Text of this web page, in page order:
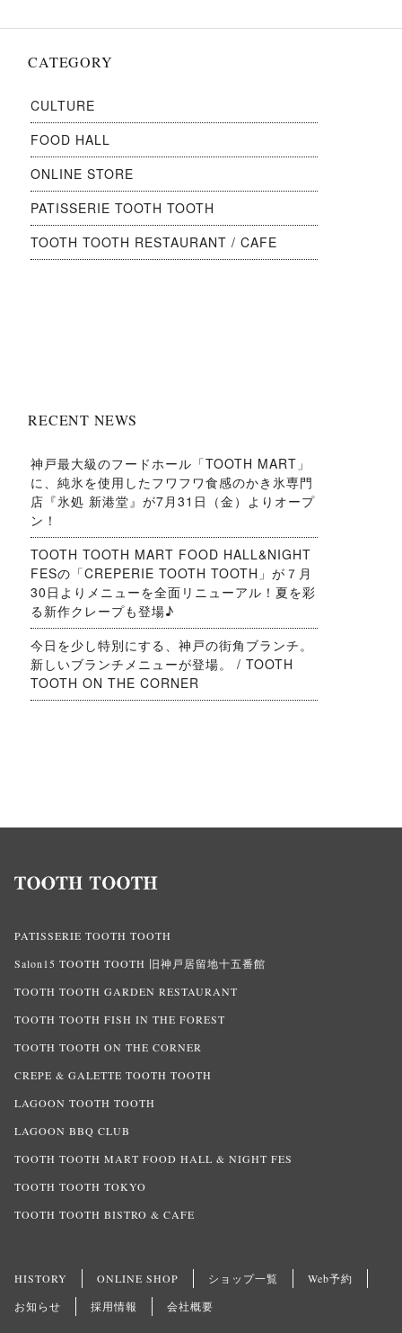
CATEGORY
CULTURE
FOOD HALL
ONLINE STORE
PATISSERIE TOOTH TOOTH
TOOTH TOOTH RESTAURANT / CAFE
RECENT NEWS
神戸最大級のフードホール「TOOTH MART」
に、純氷を使用したフワフワ食感のかき氷専門
店『氷処 新港堂』が7月31日（金）よりオープ
ン！
TOOTH TOOTH MART FOOD HALL&NIGHT
FESの「CREPERIE TOOTH TOOTH」が７月
30日よりメニューを全面リニューアル！夏を彩
る新作クレープも登場♪
今日を少し特別にする、神戸の街角ブランチ。
新しいブランチメニューが登場。 / TOOTH
TOOTH ON THE CORNER
PATISSERIE TOOTH TOOTH
Salon15 TOOTH TOOTH 旧神戸居留地十五番館
TOOTH TOOTH GARDEN RESTAURANT
TOOTH TOOTH FISH IN THE FOREST
TOOTH TOOTH ON THE CORNER
CREPE & GALETTE TOOTH TOOTH
LAGOON TOOTH TOOTH
LAGOON BBQ CLUB
TOOTH TOOTH MART FOOD HALL & NIGHT FES
TOOTH TOOTH TOKYO
TOOTH TOOTH BISTRO & CAFE
HISTORY ONLINE SHOP ショップ一覧
Web予約
お知らせ
採用情報 会社概要